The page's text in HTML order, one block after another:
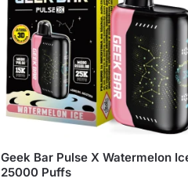
Geek Bar Pulse X Watermelon
25000 Puffs